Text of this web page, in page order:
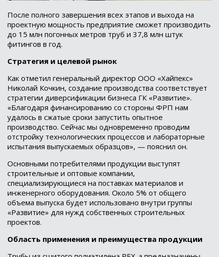
После полного завершения всех этапов и выхода на
проектную мощность предприятие сможет производить
до 15 млн погонных метров труб и 37,8 млн штук
фитингов в год.
Стратегия и целевой рынок
Как отметил генеральный директор ООО «Хайпекс»
Николай Кочкин, создание производства соответствует
стратегии диверсификации бизнеса ГК «Развитие».
«Благодаря финансированию со стороны ФРП нам
удалось в сжатые сроки запустить опытное
производство. Сейчас мы одновременно проводим
отстройку технологических процессов и лабораторные
испытания выпускаемых образцов», — пояснил он.
Основными потребителями продукции выступят
строительные и оптовые компании,
специализирующиеся на поставках материалов и
инженерного оборудования. Около 5% от общего
объема выпуска будет использовано внутри группы
«Развитие» для нужд собственных строительных
проектов.
Область применения и преимущества продукции